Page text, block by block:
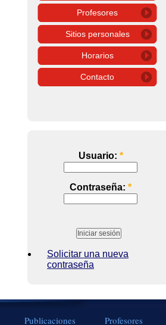
Profesores
Sitios personales
Horarios
Contacto
Usuario: *
Contraseña: *
Solicitar una nueva
contraseña
Publicaciones Profesores